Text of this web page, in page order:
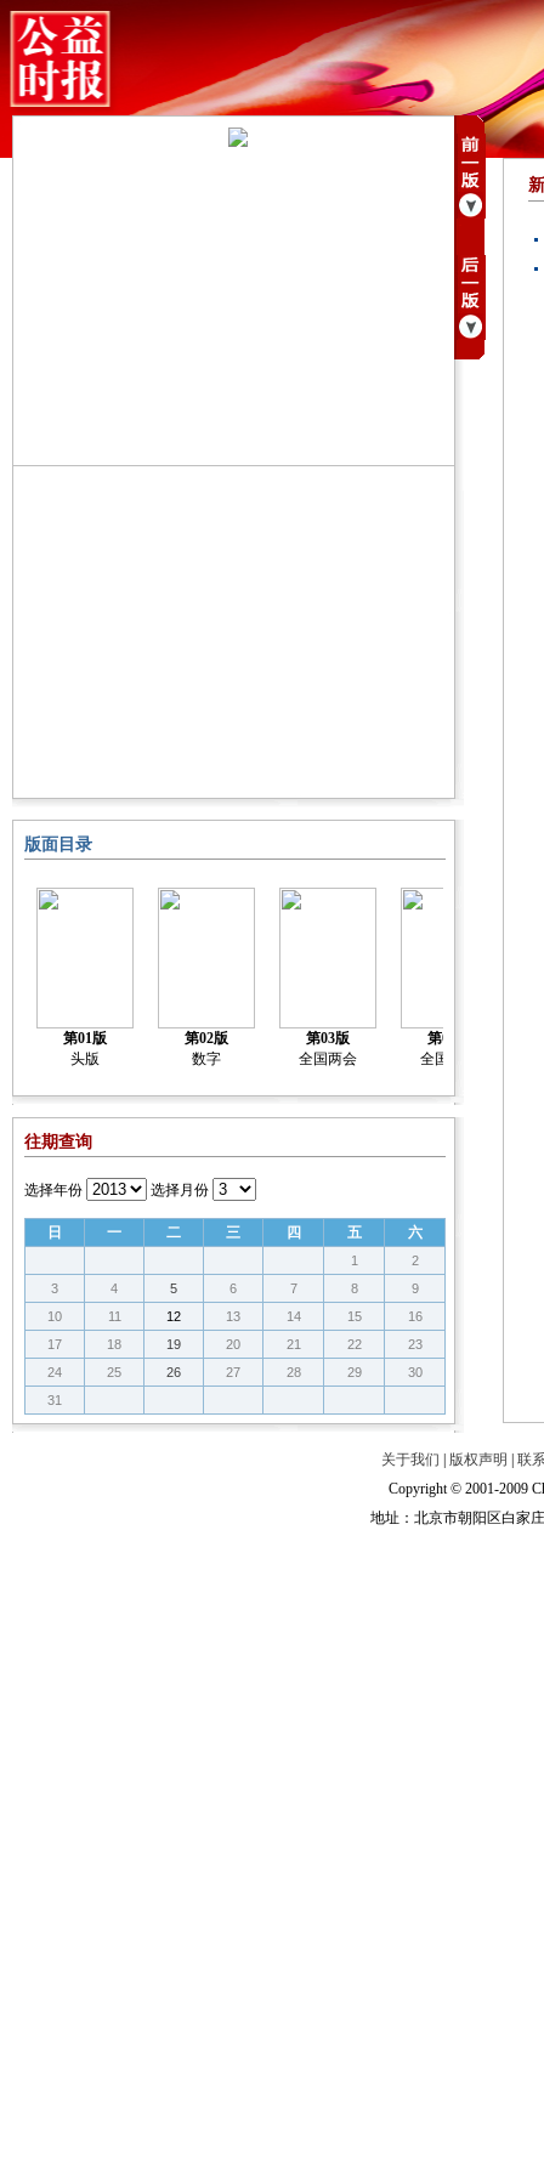
版面目录
第01版
头版
第02版
数字
第03版
全国两会
第04版
全国两会
往期查询
选择年份 选择月份
日 一 二 三 四 五 六
1
2
3
4 5 6 7 8
9
10
11 12 13 14 15
16
17
18 19 20 21 22
23
24
25 26 27 28 29
30
31
关于我们 版权声明
联
Copyright © 2001-2009
地址：北京市朝阳区白家